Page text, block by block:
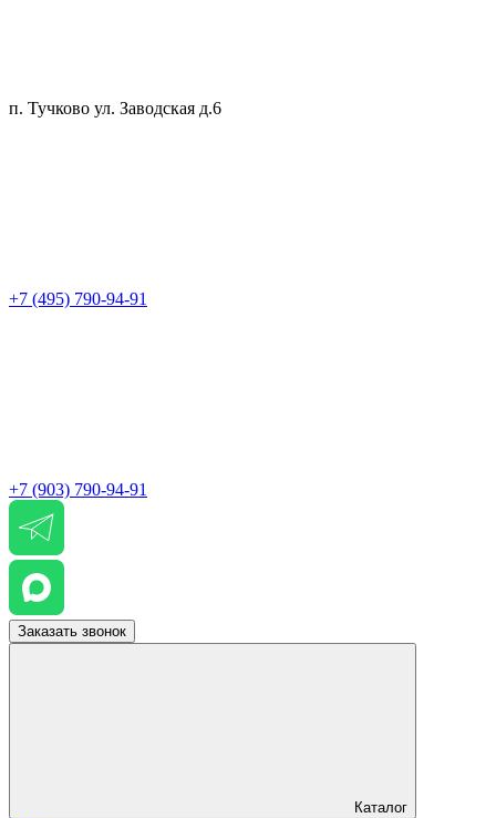
п. Тучково ул. Заводская д.6
+7 (495) 790-94-91
+7 (903) 790-94-91
Заказать звонок
Каталог